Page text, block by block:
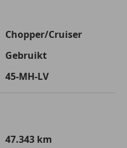
Chopper/Cruiser
Gebruikt
45-MH-LV
47.343 km